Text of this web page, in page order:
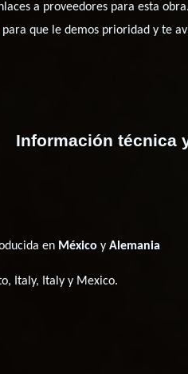
a proveedores para esta
para que le demos prioridad y te
Información técnica
en México yAlemania
Italy, Italy y Mexico.